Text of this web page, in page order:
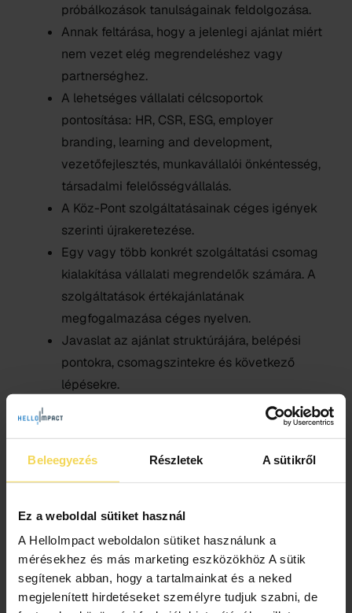
Beleegyezés Részletek A sütikről
Ez a weboldal sütiket használ
A HelloImpact weboldalon sütiket használunk a
mérésekhez és más marketing eszközökhöz A sütik
segítenek abban, hogy a tartalmainkat és a neked
megjelenített hirdetéseket személyre tudjuk szabni, de
próbálkozások tanulságainak feldolgozása.
Annak feltárása, hogy a jelenlegi ajánlat miért
nem vezet elég megrendeléshez vagy
partnerséghez.
A lehetséges vállalati célcsoportok
pontosítása: HR, CSR, ESG, employer
branding, learning and development,
vezetőfejlesztés, munkavállalói önkéntesség,
társadalmi felelősségvállalás.
A Köz-Pont szolgáltatásainak céges igények
szerinti újrakeretezése.
Egy vagy több konkrét szolgáltatási csomag
kialakítása vállalati megrendelők számára. A
szolgáltatások értékajánlatának
megfogalmazása céges nyelven.
Javaslat az ajánlat struktúrájára, belépési
pontokra, csomagszintekre és következő
lépésekre.
A megkeresési logika kialakítása: kiket,
milyen üzenettel, milyen csatornán és milyen
ajánlatok, megrendelések, partnerségek.
Rövid tudásátadás arról, hogyan tudja a
szervezet később önállóan is fenntartani és
fejleszteni a céges értékesítési folyamatot.